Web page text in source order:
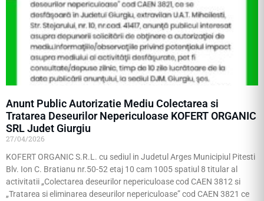
Anunt Public Autorizatie Mediu Colectarea si
Tratarea Deseurilor Nepericuloase KOFERT ORGANIC
SRL Judet Giurgiu
27/04/2026
KOFERT ORGANIC S.R.L. cu sediul in Judetul Arges Municipiul Pitesti
Blv. Ion C. Bratianu nr.50-52 etaj 10 cam 1005 spatiul 8 titular al
activitatii „Colectarea deseurilor nepericuloase cod CAEN 3812 si
„Tratarea si eliminarea deseurilor nepericuloase” cod CAEN 3821 ce